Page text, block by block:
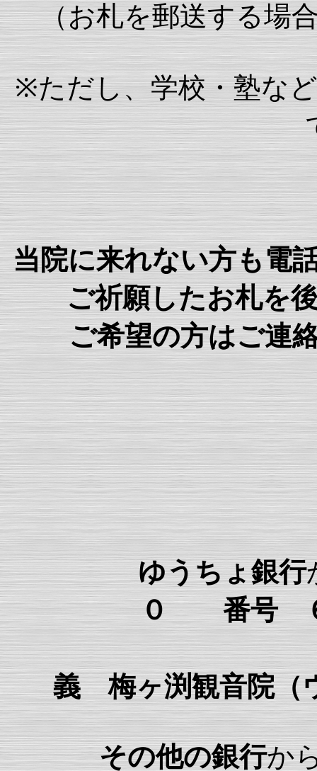
（お札を郵送する場
※ただし、学校・塾な
当院に来れない方も電
ご祈願したお札を
ご希望の方はご連絡
ゆうちょ銀行
０ 番号
義 梅ヶ渕観音院（
その他の銀行か